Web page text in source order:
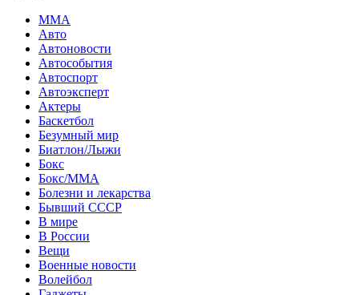
MMA
Авто
Автоновости
Автособытия
Автоспорт
Автоэксперт
Актеры
Баскетбол
Безумный мир
Биатлон/Лыжи
Бокс
Бокс/MMA
Болезни и лекарства
Бывший СССР
В мире
В России
Вещи
Военные новости
Волейбол